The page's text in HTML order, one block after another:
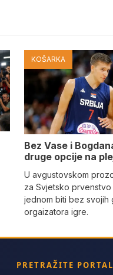
KOŠARKA
Bez Vase i
druge opcije na
U avgustovskom
za Svjetsko
jednom biti bez svojih
orgaizatora igre.
PRETRAŽITE PORTAL